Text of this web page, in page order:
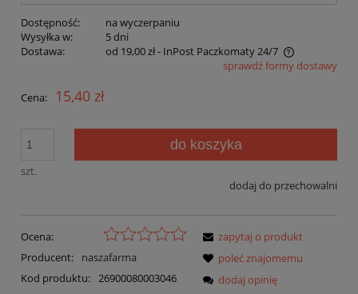
Dostępność:
na wyczerpaniu
Wysyłka w:
5 dni
Dostawa:
od 19,00 zł- InPost Paczkomaty 24/7
Cena nie zawiera ewentualnych kosztów płatnościsprawdź formy dostawy
Cena: 15,40 zł
szt.
do koszyka
dodaj do przechowalni
Ocena:
Producent:
naszafarma
Kod produktu:
26900080003046
zapytaj o produkt
poleć znajomemu
dodaj opinię